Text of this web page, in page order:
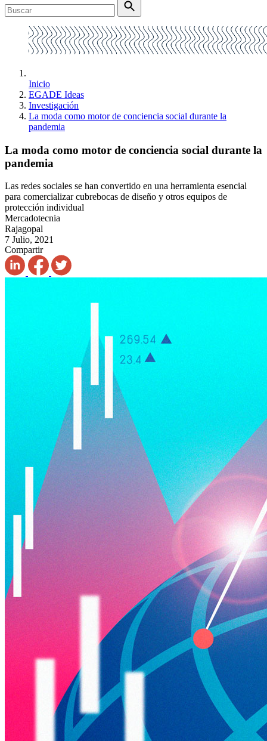
Inicio
EGADE Ideas
Investigación
La moda como motor de conciencia social durante la
pandemia
La moda como motor de conciencia social durante la
pandemia
Las redes sociales se han convertido en una herramienta esencial
para comercializar cubrebocas de diseño y otros equipos de
protección individual
Mercadotecnia
Rajagopal
7 Julio, 2021
Compartir